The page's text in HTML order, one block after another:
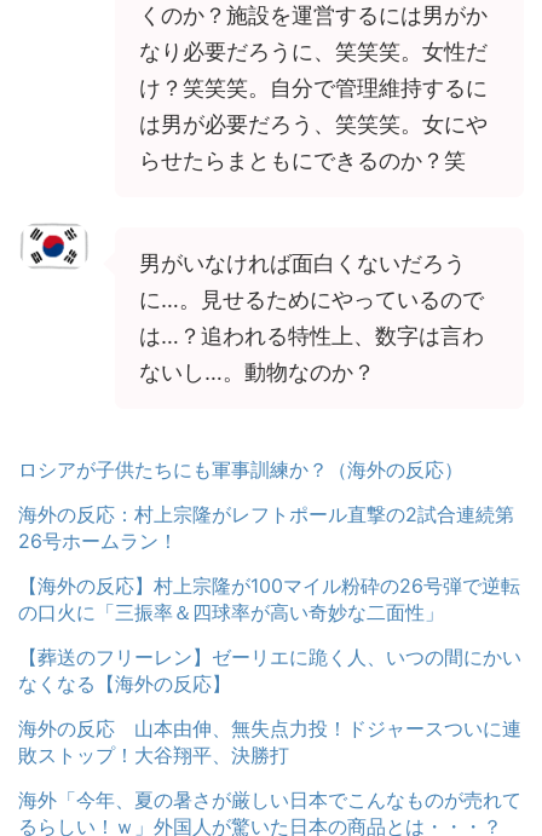
くのか？施設を運営するには男がか
なり必要だろうに、笑笑笑。女性だ
け？笑笑笑。自分で管理維持するに
は男が必要だろう、笑笑笑。女にや
らせたらまともにできるのか？笑
男がいなければ面白くないだろう
に…。見せるためにやっているので
は…？追われる特性上、数字は言わ
ないし…。動物なのか？
ロシアが子供たちにも軍事訓練か？（海外の反応）
海外の反応：村上宗隆がレフトポール直撃の2試合連続第
26号ホームラン！
【海外の反応】村上宗隆が100マイル粉砕の26号弾で逆転
の口火に「三振率＆四球率が高い奇妙な二面性」
【葬送のフリーレン】ゼーリエに跪く人、いつの間にかい
なくなる【海外の反応】
海外の反応 山本由伸、無失点力投！ドジャースついに連
敗ストップ！大谷翔平、決勝打
海外「今年、夏の暑さが厳しい日本でこんなものが売れて
るらしい！ｗ」外国人が驚いた日本の商品とは・・・？